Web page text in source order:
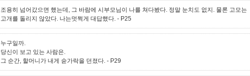
조용히 넘어갔으면 했는데, 그 바람에 시부모님이 나를 쳐다봤다. 정말 눈치도 없지. 물론 고모는
고개를 돌리지 않았다. 나는멋쩍게 대답했다. - P25
누구일까.
당신이 보고 있는 사람은.
그 순간, 할머니가 내게 숟가락을 던졌다. - P29